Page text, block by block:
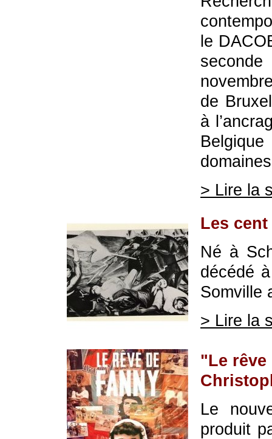
le
de
à
> Lire la
Les
Né à
décédé
Somville
> Lire la
"Le
Le
produit